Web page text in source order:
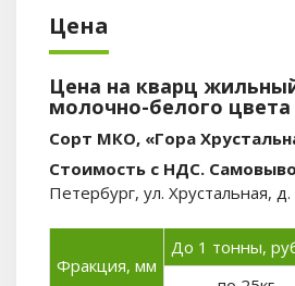
Цена
Цена на кварц
молочно-белого цвета
Сорт МКО, «Гора
Стоимость с НДС.
Петербург, ул. Хрустальная, д.
Фракция, мм
До 1 тонны,